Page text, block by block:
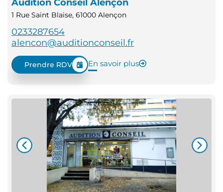
Audition Conseil Alençon
1 Rue Saint Blaise, 61000 Alençon
0233287654
alencon@auditionconseil.fr
Prendre RDV En savoir plus